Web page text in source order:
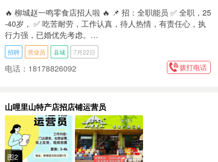
🔥 柳城赵一鸣零食店招人啦 🔥 📌 招：全职能员 ✅ 全职，25
-40岁， ✅ 吃苦耐劳，工作认真，待人热情，有责任心，执
行力强，已婚优先考虑。…
招聘 营业员 县城 7月22日
电话：18178826092 拨打电话
山哩里山特产店招店铺运营员
图2